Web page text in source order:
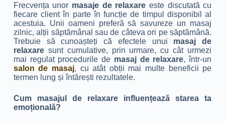
Frecvența unor masaje de relaxare este discutată cu
fiecare client în parte în funcție de timpul disponibil al
acestuia. Unii oameni preferă să savureze un masaj
zilnic, alții săptămânal sau de câteva ori pe săptămână.
Trebuie să cunoașteți că efectele unui masaj de
relaxaresunt cumulative, prin urmare, cu cât urmezi
mai regulat procedurile de masaj de relaxare, într-un
salon de masaj, cu atât obții mai multe beneficii pe
termen lung și întărești rezultatele.
Cum masajul de relaxare influențează starea ta
emoțională?